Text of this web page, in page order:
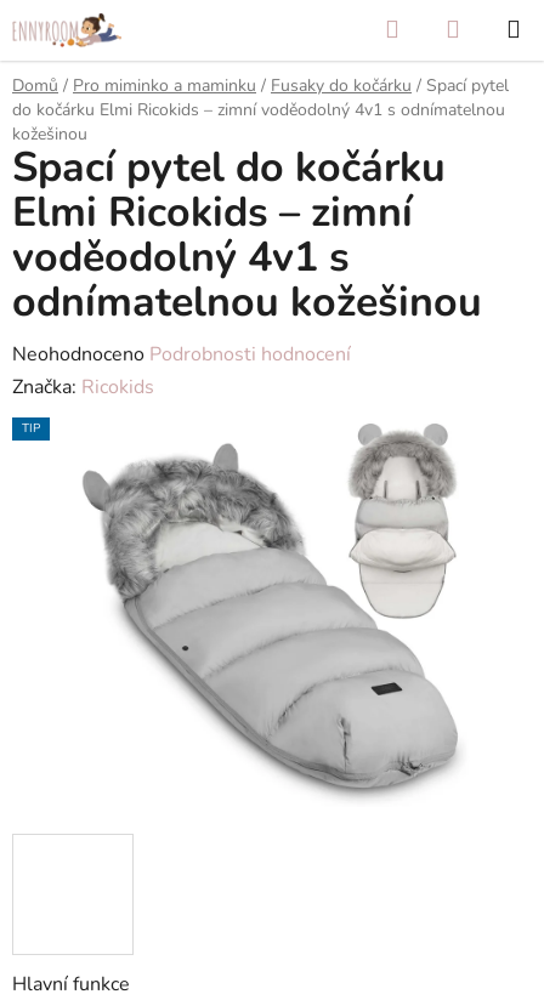
na
obsah
Hledat
KOŠÍK
Domů / Pro miminko a maminku / Fusaky do kočárku / Spací pytel
do kočárku Elmi Ricokids – zimní voděodolný 4v1 s odnímatelnou
kožešinou
Hlavní funkce
Spací pytel do kočárku
Elmi Ricokids – zimní
voděodolný 4v1 s
odnímatelnou kožešinou
Průměrné
hodnocení
produktu
Neohodnoceno Podrobnosti hodnocení
Značka: Ricokids
TIP